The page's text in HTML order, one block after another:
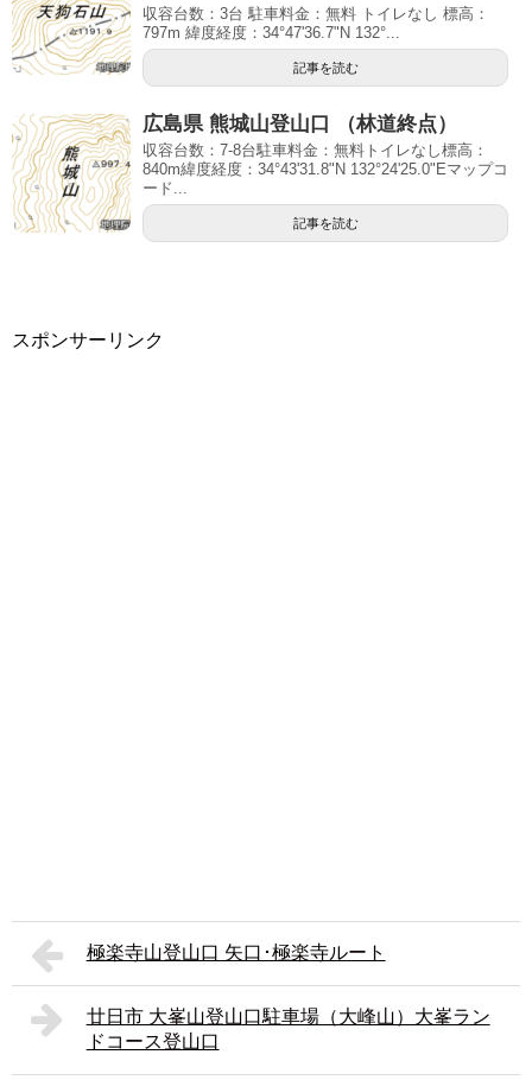
収容台数：3台 駐車料金：無料 トイレなし 標高：
797m 緯度経度：34°47'36.7"N 132°...
記事を読む
広島県 熊城山登山口 （林道終点）
収容台数：7-8台駐車料金：無料トイレなし標高：
840m緯度経度：34°43'31.8"N 132°24'25.0"Eマップコ
ード...
記事を読む
スポンサーリンク
極楽寺山登山口 矢口･極楽寺ルート
廿日市 大峯山登山口駐車場（大峰山）大峯ラン
ドコース登山口